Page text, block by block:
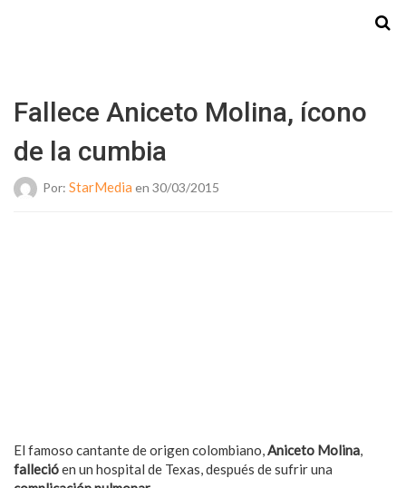
Fallece Aniceto Molina, ícono
de la cumbia
Por: StarMedia en 30/03/2015
El famoso cantante de origen colombiano,Aniceto Molina,
fallecióen un hospital de Texas, después de sufrir una